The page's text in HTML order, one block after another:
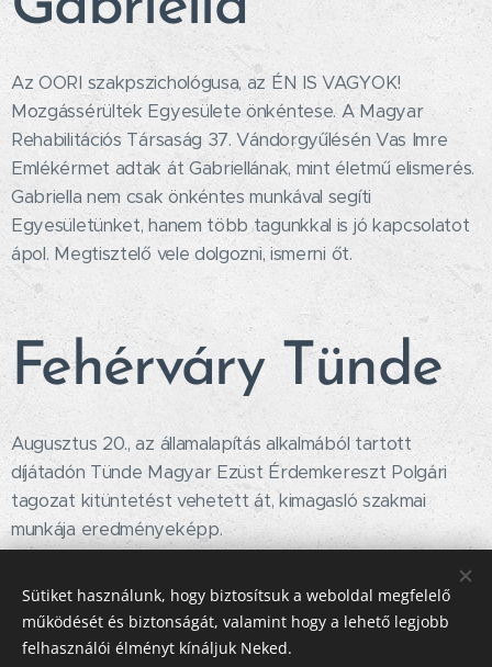
Az OORI szakpszichológusa, az ÉN IS VAGYOK!
Mozgássérültek Egyesülete önkéntese. A Magyar
Rehabilitációs Társaság 37. Vándorgyűlésén Vas Imre
Emlékérmet adtak át Gabriellának, mint életmű elismerés.
Gabriella nem csak önkéntes munkával segíti
Egyesületünket, hanem több tagunkkal is jó kapcsolatot
ápol. Megtisztelő vele dolgozni, ismerni őt.
Fehérváry Tünde
Augusztus 20., az államalapítás alkalmából tartott
díjátadón Tünde Magyar Ezüst Érdemkereszt Polgári
tagozat kitüntetést vehetett át, kimagasló szakmai
munkája eredményeképp.
ÉN IS VAGYOK! Mozgássérültek
Sütiket használunk, hogy biztosítsuk a weboldal megfelelő
működését és biztonságát, valamint hogy a lehető legjobb
felhasználói élményt kínáljuk Neked.